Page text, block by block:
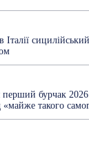
Італії
перший бурчак
«майже такого